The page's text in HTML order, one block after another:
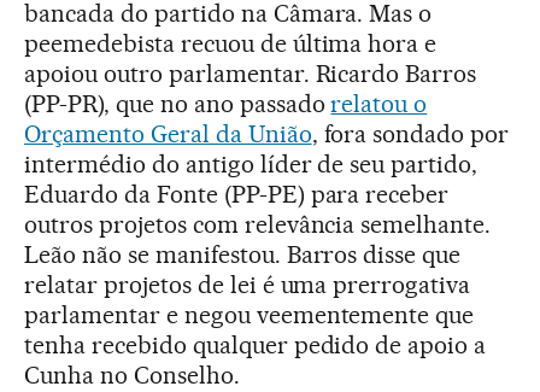
bancada do partido na Câmara. Mas o
peemedebista recuou de última hora e
apoiou outro parlamentar. Ricardo Barros
(PP-PR), que no ano passadorelatou o
Orçamento Geral da União, fora sondado por
intermédio do antigo líder de seu partido,
Eduardo da Fonte (PP-PE) para receber
outros projetos com relevância semelhante.
Leão não se manifestou. Barros disse que
relatar projetos de lei é uma prerrogativa
parlamentar e negou veementemente que
tenha recebido qualquer pedido de apoio a
Cunha no Conselho.